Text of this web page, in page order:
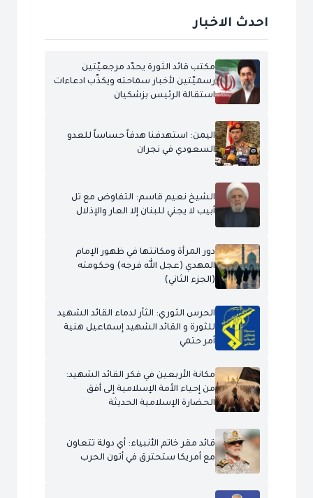
احدث الاخبار
مكتب قائد الثورة يحدّد مرجعيّتين
رسميّتين لأخبار سماحته ويكذّب ادعاءات
استقالة الرئيس بزشكيان
اليمن: استهدفنا هدفاً حساساً للعدو
السعودي في نجران
الشيخ نعيم قاسم: التفاوض مع تل
أبيب لا يجني للبنان إلا العار والإذلال
دور المرأة ومكانتها في ظهور الإمام
المهدي (عجل الله فرجه) وحكومته
(الجزء الثاني)
الحرس الثوري: الثأر لدماء القائد الشهيد
للثورة و القائد الشهيد إسماعيل هنية
أمر حتمي
مكانة الأربعين في فكر القائد الشهيد:
من إحياء الأمة الإسلامية إلى أفق
الحضارة الإسلامية الحديثة
قائد مقر خاتم الأنبياء: أي دولة تتعاون
مع أمريكا ستحترق في أتون الحرب